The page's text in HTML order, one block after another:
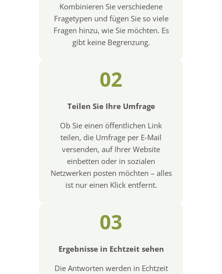
Kombinieren Sie verschiedene
Fragetypen und fügen Sie so viele
Fragen hinzu, wie Sie möchten. Es
gibt keine Begrenzung.
02
Teilen Sie Ihre Umfrage
Ob Sie einen öffentlichen Link
teilen, die Umfrage per E-Mail
versenden, auf Ihrer Website
einbetten oder in sozialen
Netzwerken posten möchten – alles
ist nur einen Klick entfernt.
03
Ergebnisse in Echtzeit sehen
Die Antworten werden in Echtzeit